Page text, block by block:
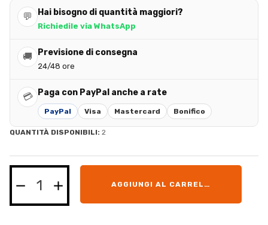
💬 Hai bisogno di quantità maggiori?
Richiedile via WhatsApp
🚚 Previsione di consegna
24/48 ore
💳 Paga con PayPal anche a rate
PayPal Visa Mastercard Bonifico
QUANTITÀ DISPONIBILI: 2
AGGIUNGI AL CARRELLO